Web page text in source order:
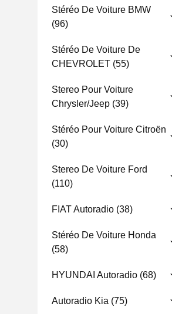
Stéréo De Voiture BMW
(96)
Stéréo De Voiture De
CHEVROLET (55)
Stereo Pour Voiture
Chrysler/Jeep (39)
Stéréo Pour Voiture Citroën
(30)
Stereo De Voiture Ford
(110)
FIAT Autoradio (38)
Stéréo De Voiture Honda
(58)
HYUNDAI Autoradio (68)
Autoradio Kia (75)